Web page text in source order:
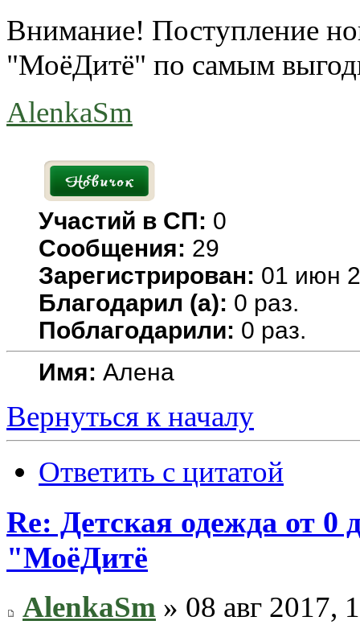
Внимание! Поступление
"МоёДитё" по самым
AlenkaSm
Участий в СП: 0
Сообщения: 29
Зарегистрирован: 01 июн
Благодарил (а): 0 раз.
Поблагодарили: 0 раз.
Имя: Алена
Вернуться к началу
Ответить с цитатой
Re: Детская одежда от
"МоёДитё
AlenkaSm » 08 авг 2017,